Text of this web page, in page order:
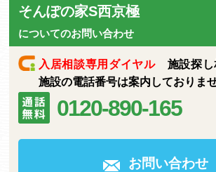
そんぽの家S西京極
についてのお問い合わせ
入居相談専用ダイヤル施設探し
施設の電話番号は案内しておりませ
0120-890-165
お問い合わせ